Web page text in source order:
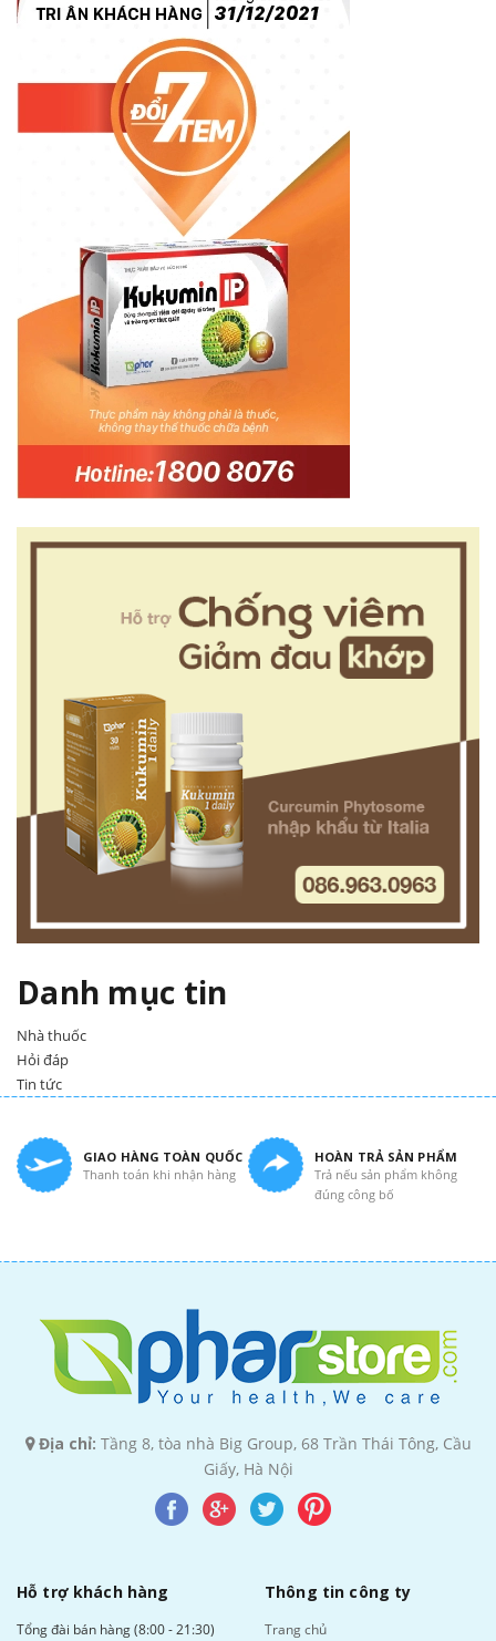
Danh mục tin
Nhà thuốc
Hỏi đáp
Tin tức
GIAO HÀNG TOÀN QUỐC
Thanh toán khi nhận hàng
HOÀN TRẢ SẢN PHẨM
Trả nếu sản phẩm không
đúng công bố
Địa chỉ: Tầng 8, tòa nhà Big Group, 68 Trần Thái Tông, Cầu
Giấy, Hà Nội
Hỗ trợ khách hàng
Tổng đài bán hàng (8:00 - 21:30)
Thông tin công ty
Trang chủ